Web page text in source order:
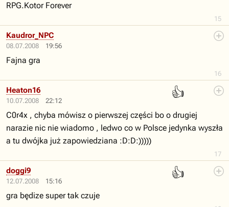
15
RPG.Kotor Forever
08.07.2008 19:56
16
Kaudror_NPC
Fajna gra
10.07.2008 22:12
👍
17
Heaton16
C0r4x , chyba mówisz o pierwszej części bo o drugiej
narazie nic nie wiadomo , ledwo co w Polsce jedynka wyszła
a tu dwójka już zapowiedziana :D:D:)))))
12.07.2008 15:16
👍
doggi9
gra będize super tak czuje